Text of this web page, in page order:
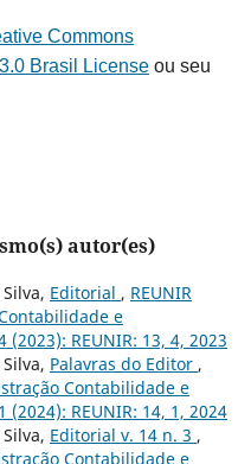
Commons
Brasil Licenseou seu
autor(es)
Editorial , REUNIR
e
REUNIR: 13, 4, 2023
Palavras do Editor ,
Contabilidade e
REUNIR: 14, 1, 2024
Editorial v. 14 n. 3 ,
Contabilidade e